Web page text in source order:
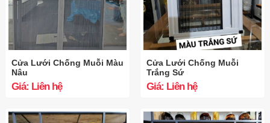
Cửa Lưới Chống Muỗi Màu
Nâu
Giá: Liên hệ
Cửa Lưới Chống Muỗi
Trắng Sứ
Giá: Liên hệ